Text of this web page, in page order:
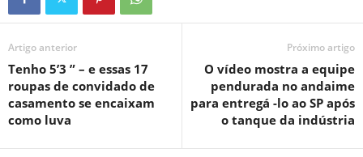
Artigo anterior
Tenho 5’3 ” – e essas 17
roupas de convidado de
casamento se encaixam
como luva
Próximo artigo
O vídeo mostra a equipe
pendurada no andaime
para entregá -lo ao SP após
o tanque da indústria